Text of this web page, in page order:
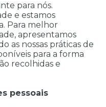
para nós.
e estamos
Para melhor
apresentamos
as nossas práticas de
para a forma
recolhidas e
pessoais